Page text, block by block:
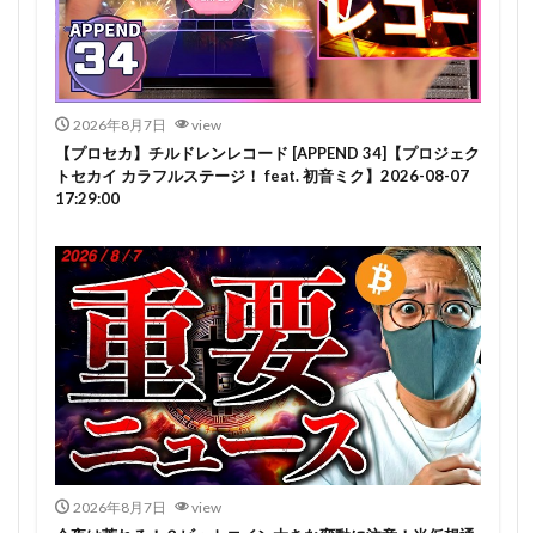
2026年8月7日 view
【プロセカ】チルドレンレコード [APPEND 34]【プロジェク
トセカイ カラフルステージ！ feat. 初音ミク】2026-08-07
17:29:00
2026年8月7日 view